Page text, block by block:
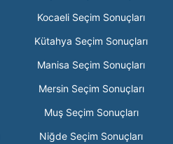
Kocaeli Seçim Sonuçları
Kütahya Seçim Sonuçları
Manisa Seçim Sonuçları
Mersin Seçim Sonuçları
Muş Seçim Sonuçları
Niğde Seçim Sonuçları